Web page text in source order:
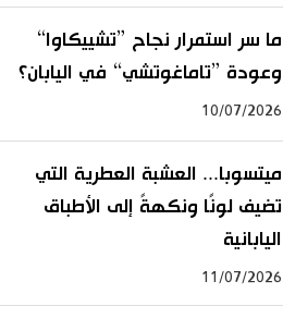
ما سر استمرار نجاح ”تشييكاوا“
وعودة ”تاماغوتشي“ في اليابان؟
10/07/2026
ميتسوبا... العشبة العطرية التي
تضيف لونًا ونكهةً إلى الأطباق
اليابانية
11/07/2026